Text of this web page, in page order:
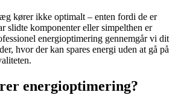
kører ikke optimalt – enten fordi de er
slidte komponenter eller simpelthen er
energioptimering gennemgår vi dit
hvor der kan spares energi uden at gå på
energioptimering?